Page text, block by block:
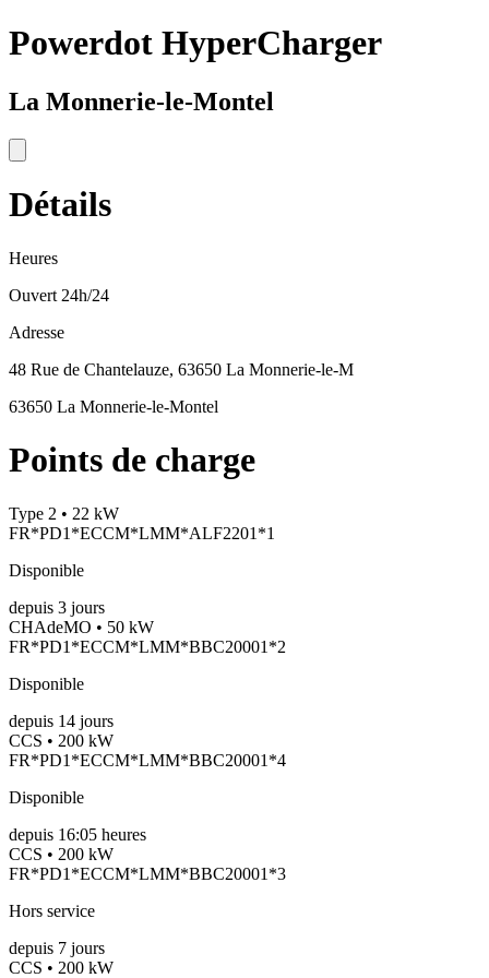
Powerdot HyperCharger
La Monnerie-le-Montel
Détails
Heures
Ouvert 24h/24
Adresse
48 Rue de Chantelauze, 63650 La Monnerie-le-M
63650 La Monnerie-le-Montel
Points de charge
Type 2 • 22 kW
FR*PD1*ECCM*LMM*ALF2201*1
Disponible
depuis 3 jours
CHAdeMO • 50 kW
FR*PD1*ECCM*LMM*BBC20001*2
Disponible
depuis 14 jours
CCS • 200 kW
FR*PD1*ECCM*LMM*BBC20001*4
Disponible
depuis 16:05 heures
CCS • 200 kW
FR*PD1*ECCM*LMM*BBC20001*3
Hors service
depuis 7 jours
CCS • 200 kW